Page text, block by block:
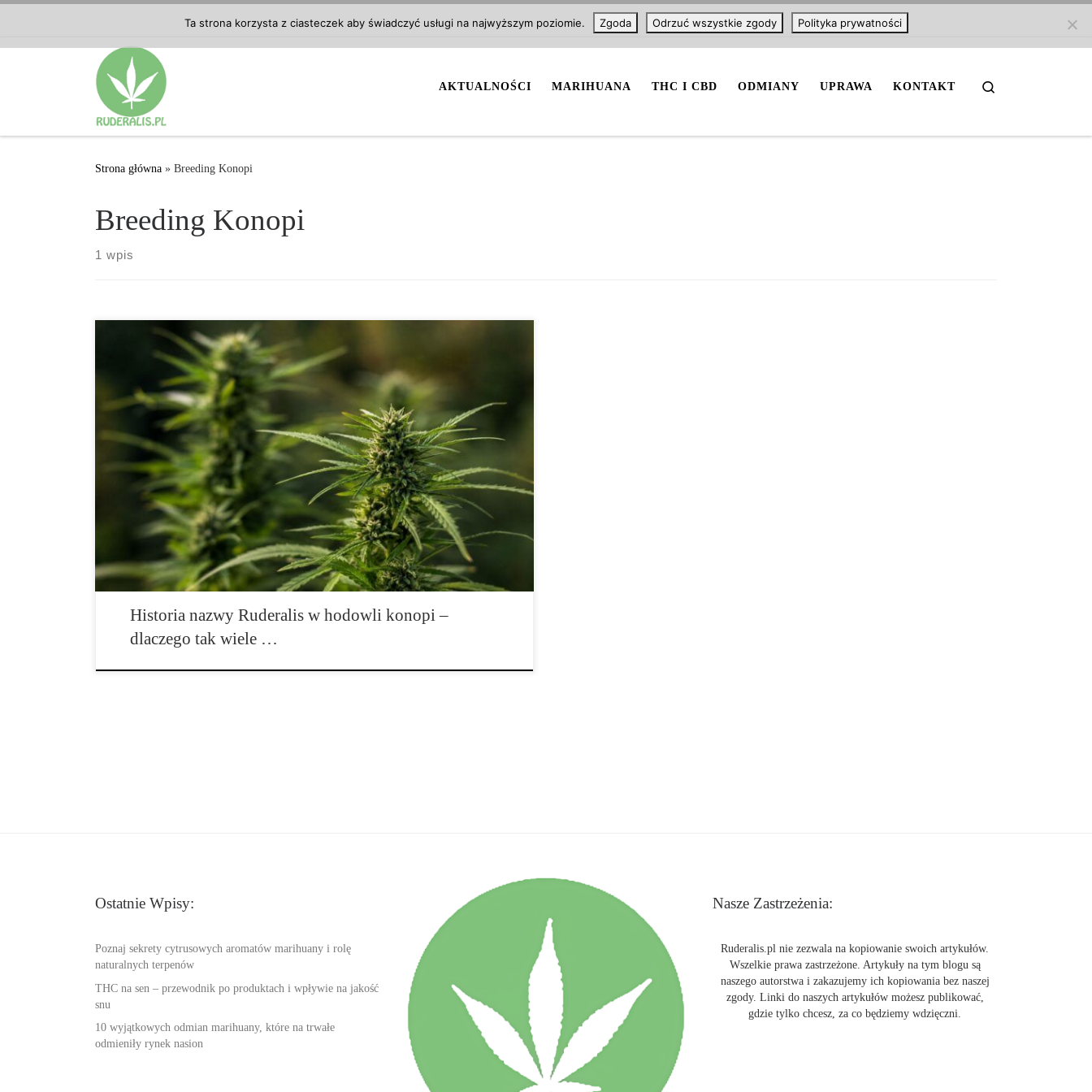
AKTUALNOŚCI MARIHUANA THC I CBD ODMIANY UPRAWA KONTAKT
Strona główna » Breeding Konopi
Breeding Konopi
1 wpis
Wprowadzenie Niewiele nazw w świecie konopi zrobiło tak dużą karierę jak Ruderalis.
Dzisiaj można ją znaleźć w nazwach dziesiątek odmian, opisach genetyki, materiałach
edukacyjnych oraz katalogach praktycznie każdego większego banku nasion. Dla
jednych jest synonimem odporności, dla innych kojarzy się przede wszystkim z
autofloweringiem. W rzeczywistości historia ruderalisów jest znacznie […]
Historia nazwy Ruderalis w hodowli konopi –
dlaczego tak wiele …
Ostatnie Wpisy:
Poznaj sekrety cytrusowych aromatów marihuany i rolę
naturalnych terpenów
THC na sen – przewodnik po produktach i wpływie na jakość
snu
10 wyjątkowych odmian marihuany, które na trwałe
odmieniły rynek nasion
Nasze Zastrzeżenia:
Ruderalis.pl nie zezwala na kopiowanie swoich artykułów.
Wszelkie prawa zastrzeżone. Artykuły na tym blogu są
naszego autorstwa i zakazujemy ich kopiowania bez naszej
zgody. Linki do naszych artykułów możesz publikować,
gdzie tylko chcesz, za co będziemy wdzięczni.
Ta strona korzysta z ciasteczek aby świadczyć usługi na najwyższym poziomie. Zgoda Odrzuć wszystkie zgody Polityka prywatności